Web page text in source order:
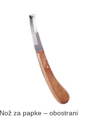
Nož za papke – obostrani